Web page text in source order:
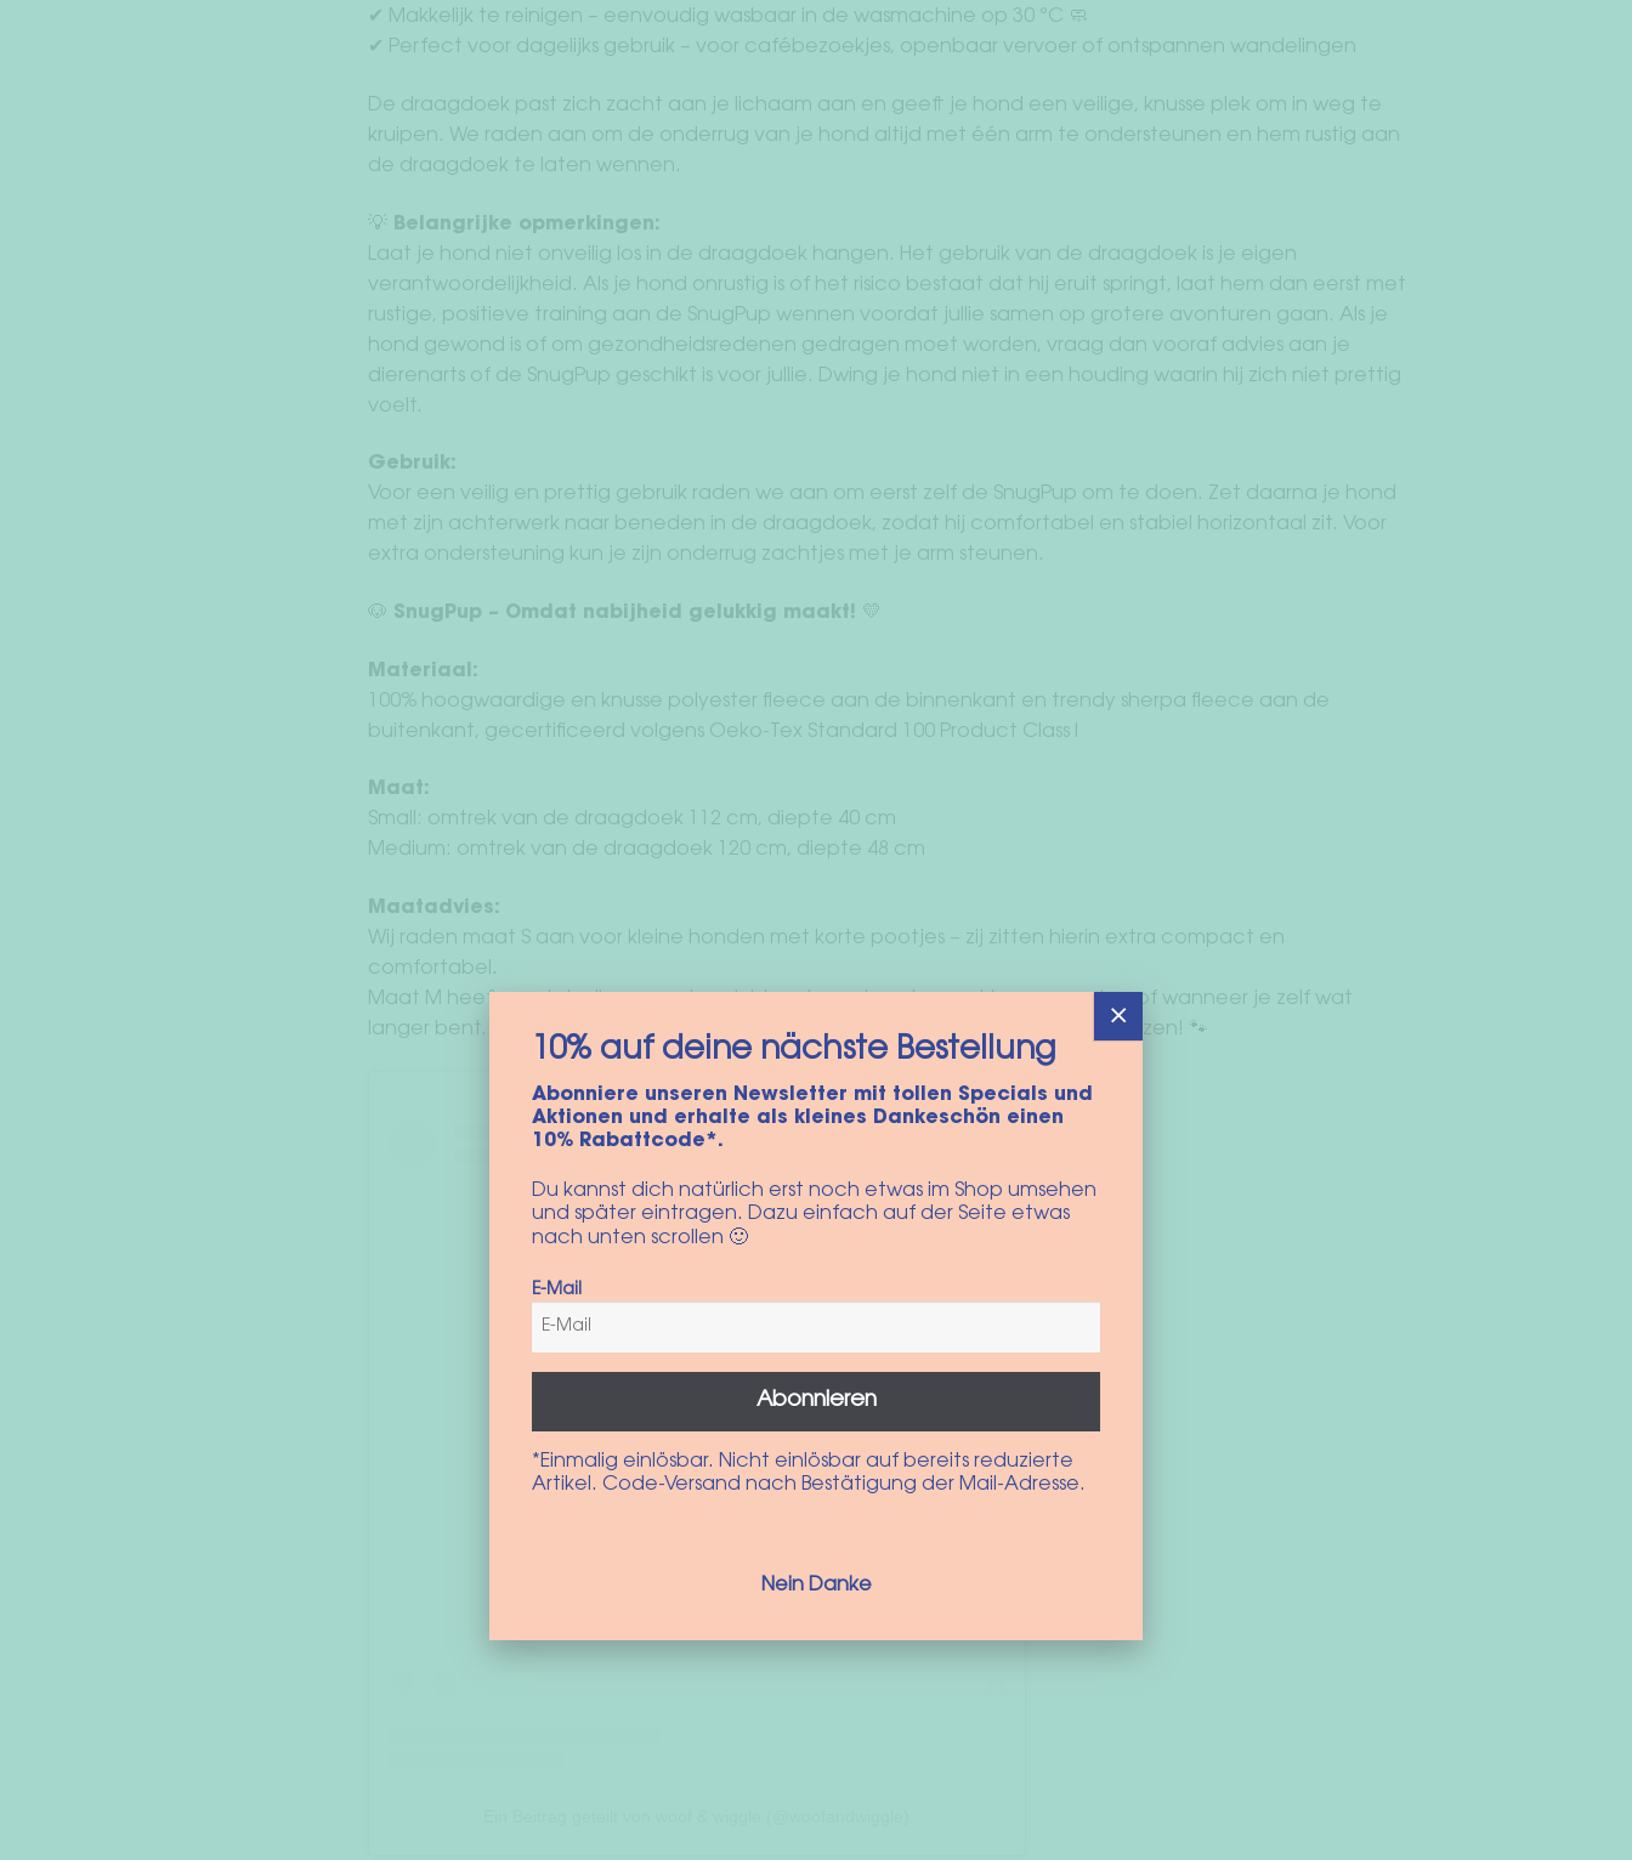
✔ Makkelijk te reinigen – eenvoudig wasbaar in de wasmachine op 30 °C 🧼
✔ Perfect voor dagelijks gebruik – voor cafébezoekjes, openbaar vervoer of ontspannen wandelingen
De draagdoek past zich zacht aan je lichaam aan en geeft je hond een veilige, knusse plek om in weg te
kruipen. We raden aan om de onderrug van je hond altijd met één arm te ondersteunen en hem rustig aan
de draagdoek te laten wennen.
💡 Belangrijke opmerkingen:
Laat je hond niet onveilig los in de draagdoek hangen. Het gebruik van de draagdoek is je eigen
verantwoordelijkheid. Als je hond onrustig is of het risico bestaat dat hij eruit springt, laat hem dan eerst met
rustige, positieve training aan de SnugPup wennen voordat jullie samen op grotere avonturen gaan. Als je
hond gewond is of om gezondheidsredenen gedragen moet worden, vraag dan vooraf advies aan je
dierenarts of de SnugPup geschikt is voor jullie. Dwing je hond niet in een houding waarin hij zich niet prettig
voelt.
Gebruik:
Voor een veilig en prettig gebruik raden we aan om eerst zelf de SnugPup om te doen. Zet daarna je hond
met zijn achterwerk naar beneden in de draagdoek, zodat hij comfortabel en stabiel horizontaal zit. Voor
extra ondersteuning kun je zijn onderrug zachtjes met je arm steunen.
🐶 SnugPup – Omdat nabijheid gelukkig maakt! 💛
Materiaal:
100% hoogwaardige en knusse polyester fleece aan de binnenkant en trendy sherpa fleece aan de
buitenkant, gecertificeerd volgens Oeko-Tex Standard 100 Product Class I
Maat:
Small: omtrek van de draagdoek 112 cm, diepte 40 cm
Medium: omtrek van de draagdoek 120 cm, diepte 48 cm
Maatadvies:
Wij raden maat S aan voor kleine honden met korte pootjes – zij zitten hierin extra compact en
comfortabel.
Maat M heeft een iets diepere zak en is ideaal voor honden met langere poten of wanneer je zelf wat
langer bent. Zo heeft jouw viervoeter genoeg ruimte om ontspannen mee te reizen! 🐾
10% auf deine nächste Bestellung
Abonniere unseren Newsletter mit tollen Specials und
Aktionen und erhalte als kleines Dankeschön einen
10% Rabattcode*.
Du kannst dich natürlich erst noch etwas im Shop umsehen
und später eintragen. Dazu einfach auf der Seite etwas
nach unten scrollen 🙂
E-Mail
Abonnieren
*Einmalig einlösbar. Nicht einlösbar auf bereits reduzierte
Artikel. Code-Versand nach Bestätigung der Mail-Adresse.
Nein Danke
×